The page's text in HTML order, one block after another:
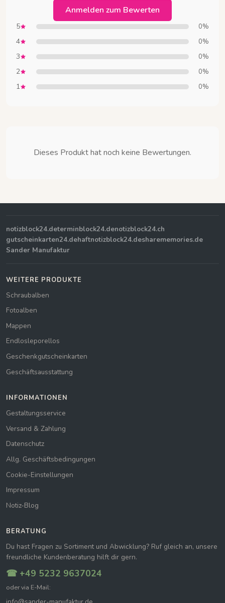
Anmelden zum Bewerten
5 0%
4 0%
3 0%
2 0%
1 0%
Dieses Produkt hat noch keine Bewertungen.
notizblock24.determinblock24.denotizblock24.ch
gutscheinkarten24.dehaftnotizblock24.desharememories.de
Sander Manufaktur
WEITERE PRODUKTE
Schraubalben
Fotoalben
Mappen
Endlosleporellos
Geschenkgutscheinkarten
Geschäftsausstattung
INFORMATIONEN
Gestaltungsservice
Versand & Zahlung
Datenschutz
Allg. Geschäftsbedingungen
Cookie-Einstellungen
Impressum
Notiz-Blog
BERATUNG
Du hast Fragen zu Sortiment und Abwicklung? Ruf gleich an, unsere
freundliche Kundenberatung hilft dir gern.
☎ +49 5232 9637024
oder via E-Mail: